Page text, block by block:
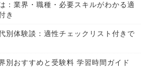
：業界・職種・必要スキルがわかる適
き
別体験談：適性チェックリスト付きで
別おすすめと受験料 学習時間ガイド